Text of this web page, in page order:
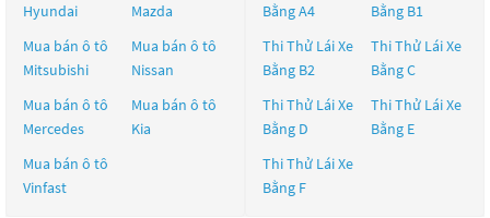
Hyundai
Mazda
Mua bán ô tô
Mitsubishi
Mua bán ô tô
Nissan
Mua bán ô tô
Mercedes
Mua bán ô tô
Kia
Mua bán ô tô
Vinfast
Bằng A4
Bằng B1
Thi Thử Lái Xe
Bằng B2
Thi Thử Lái Xe
Bằng C
Thi Thử Lái Xe
Bằng D
Thi Thử Lái Xe
Bằng E
Thi Thử Lái Xe
Bằng F